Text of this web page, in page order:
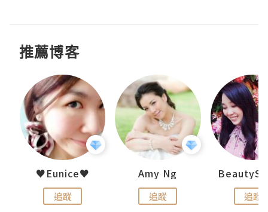
推薦博客
♥Eunice♥
追蹤
Amy Ng
追蹤 追蹤